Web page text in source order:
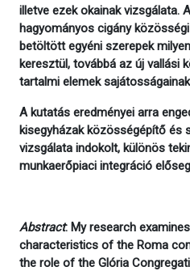
illetve ezek okainak vizsgálata.
hagyományos cigány
betöltött egyéni szerepek
keresztül, továbbá az új vallási
tartalmi elemek
A kutatás eredményei arra
kisegyházak közösségépítő és
vizsgálata indokolt, különös
munkaerőpiaci integráció
Abstract: My research
characteristics of the Roma
the role of the Glória